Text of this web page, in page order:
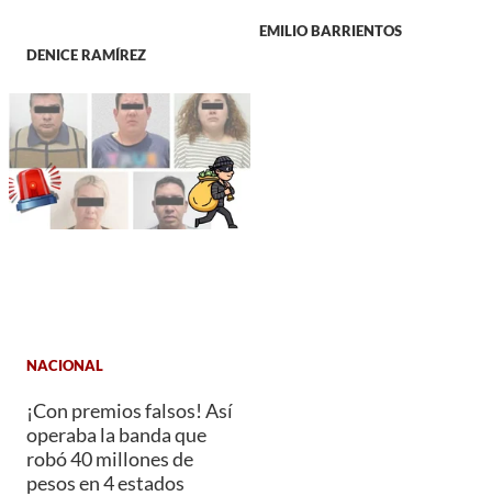
DENICE RAMÍREZ
EMILIO BARRIENTOS
NACIONAL
¡Con premios falsos! Así
operaba la banda que
robó 40 millones de
pesos en 4 estados